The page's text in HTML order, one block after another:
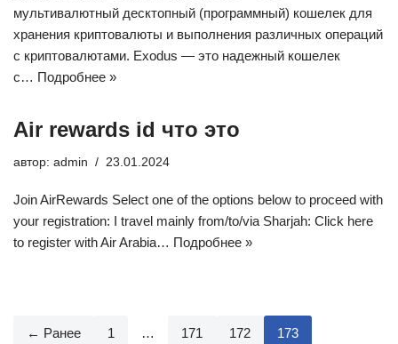
мультивалютный десктопный (программный) кошелек для
хранения криптовалюты и выполнения различных операций
с криптовалютами. Exodus — это надежный кошелек
с… Подробнее »
Air rewards id что это
автор: admin 23.01.2024
Join AirRewards Select one of the options below to proceed with
your registration: I travel mainly from/to/via Sharjah: Click here
to register with Air Arabia… Подробнее »
← Ранее 1 … 171 172 173